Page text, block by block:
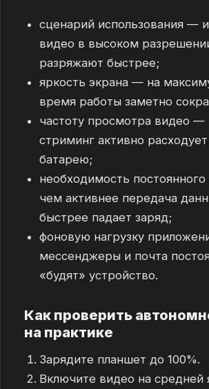
сценарий использования —
видео в высоком
разряжают быстрее;
яркость экрана — на
время работы заметно
частоту просмотра видео —
стриминг активно расходует
батарею;
необходимость постоянного
чем активнее передача
быстрее падает заряд;
фоновую нагрузку
мессенджеры и почта
«будят» устройство.
Как проверить
на практике
Зарядите планшет до 100%.
Включите видео на средней